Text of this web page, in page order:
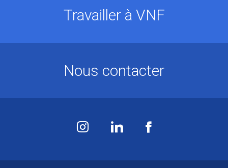
Travailler à VNF
Nous contacter